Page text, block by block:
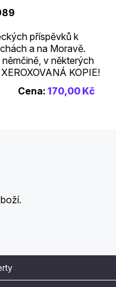
příspěvků k
a na Moravě.
v některých
KOPIE!
Cena: 170,00 Kč